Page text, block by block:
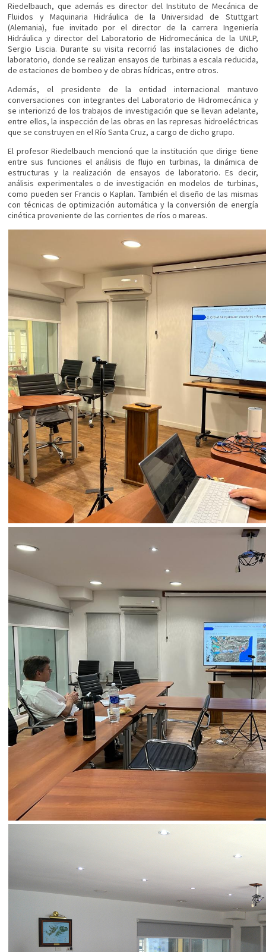
Riedelbauch, que además es director del Instituto de Mecánica de
Fluidos y Maquinaria Hidráulica de la Universidad de Stuttgart
(Alemania), fue invitado por el director de la carrera Ingeniería
Hidráulica y director del Laboratorio de Hidromecánica de la UNLP,
Sergio Liscia. Durante su visita recorrió las instalaciones de dicho
laboratorio, donde se realizan ensayos de turbinas a escala reducida,
de estaciones de bombeo y de obras hídricas, entre otros.
Además, el presidente de la entidad internacional mantuvo
conversaciones con integrantes del Laboratorio de Hidromecánica y
se interiorizó de los trabajos de investigación que se llevan adelante,
entre ellos, la inspección de las obras en las represas hidroeléctricas
que se construyen en el Río Santa Cruz, a cargo de dicho grupo.
El profesor Riedelbauch mencionó que la institución que dirige tiene
entre sus funciones el análisis de flujo en turbinas, la dinámica de
estructuras y la realización de ensayos de laboratorio. Es decir,
análisis experimentales o de investigación en modelos de turbinas,
como pueden ser Francis o Kaplan. También el diseño de las mismas
con técnicas de optimización automática y la conversión de energía
cinética proveniente de las corrientes de ríos o mareas.